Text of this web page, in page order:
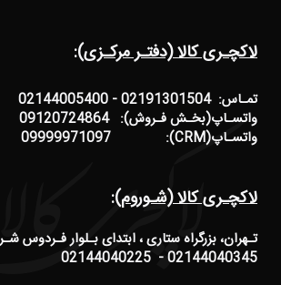
لاکچـری کالا (دفتـر مرکـزی):
تمـاس: 02191301504 - 02144005400
واتسـاپ(بخـش فـروش): 09120724864
واتسـاپ(CRM): 09999971097
لاکچـری کالا (شـوروم):
تـهران، بزرگراه ستاری ، ابتدای بـلوار فـردوس
02144040345 - 02144040225